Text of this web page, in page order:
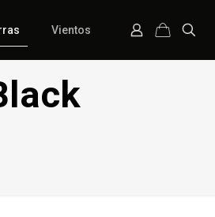
Vientos